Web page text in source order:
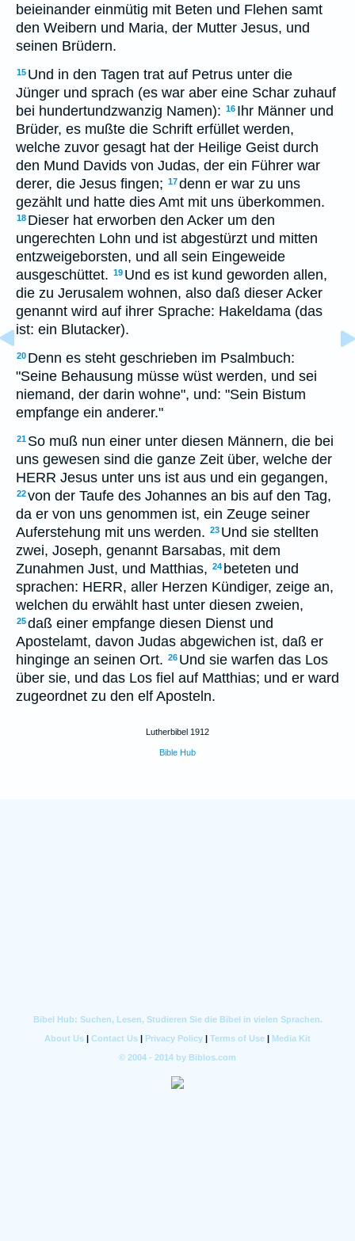
beieinander einmütig mit Beten und Flehen samt
den Weibern und Maria, der Mutter Jesus, und
seinen Brüdern.
15 Und in den Tagen trat auf Petrus unter die
Jünger und sprach (es war aber eine Schar zuhauf
bei hundertundzwanzig Namen): 16 Ihr Männer und
Brüder, es mußte die Schrift erfüllet werden,
welche zuvor gesagt hat der Heilige Geist durch
den Mund Davids von Judas, der ein Führer war
derer, die Jesus fingen; 17denn er war zu uns
gezählt und hatte dies Amt mit uns überkommen.
18 Dieser hat erworben den Acker um den
ungerechten Lohn und ist abgestürzt und mitten
entzweigeborsten, und all sein Eingeweide
ausgeschüttet. 19 Und es ist kund geworden allen,
die zu Jerusalem wohnen, also daß dieser Acker
genannt wird auf ihrer Sprache: Hakeldama (das
ist: ein Blutacker).
20 Denn es steht geschrieben im Psalmbuch:
"Seine Behausung müsse wüst werden, und sei
niemand, der darin wohne", und: "Sein Bistum
empfange ein anderer."
21 So muß nun einer unter diesen Männern, die bei
uns gewesen sind die ganze Zeit über, welche der
HERR Jesus unter uns ist aus und ein gegangen,
22von der Taufe des Johannes an bis auf den Tag,
da er von uns genommen ist, ein Zeuge seiner
Auferstehung mit uns werden. 23 Und sie stellten
zwei, Joseph, genannt Barsabas, mit dem
Zunahmen Just, und Matthias, 24 beteten und
sprachen: HERR, aller Herzen Kündiger, zeige an,
welchen du erwählt hast unter diesen zweien,
25daß einer empfange diesen Dienst und
Apostelamt, davon Judas abgewichen ist, daß er
hinginge an seinen Ort. 26 Und sie warfen das Los
über sie, und das Los fiel auf Matthias; und er ward
zugeordnet zu den elf Aposteln.
Lutherbibel 1912
Bible Hub